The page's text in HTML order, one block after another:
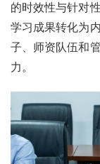
的时效性与针对
学习成果转化为
子、师资队伍和
力。